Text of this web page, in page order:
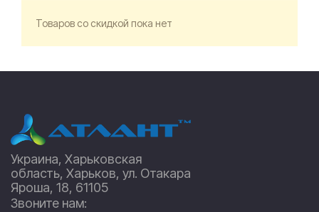
Товаров со скидкой пока нет
Украина, Харьковская
область, Харьков, ул. Отакара
Яроша, 18, 61105
Звоните нам: